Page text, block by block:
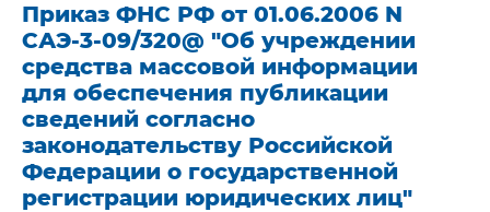
Приказ ФНС РФ от 01.06.2006 N
САЭ-3-09/320@ "Об учреждении
средства массовой информации
для обеспечения публикации
сведений согласно
законодательству Российской
Федерации о государственной
регистрации юридических лиц"